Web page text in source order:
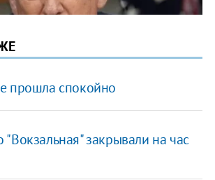
прошла спокойно
закрывали на час